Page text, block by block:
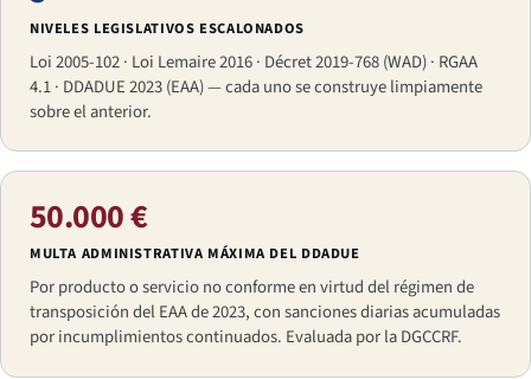
NIVELES LEGISLATIVOS ESCALONADOS
Loi 2005-102 · Loi Lemaire 2016 · Décret 2019-768 (WAD) · RGAA
4.1 · DDADUE 2023 (EAA) — cada uno se construye limpiamente
sobre el anterior.
50.000 €
MULTA ADMINISTRATIVA MÁXIMA DEL DDADUE
Por producto o servicio no conforme en virtud del régimen de
transposición del EAA de 2023, con sanciones diarias acumuladas
por incumplimientos continuados. Evaluada por la DGCCRF.